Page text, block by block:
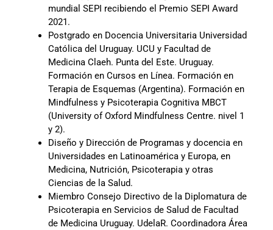
mundial SEPI recibiendo el Premio SEPI Award
2021.
Postgrado en Docencia Universitaria Universidad
Católica del Uruguay. UCU y Facultad de
Medicina Claeh. Punta del Este. Uruguay.
Formación en Cursos en Línea. Formación en
Terapia de Esquemas (Argentina). Formación en
Mindfulness y Psicoterapia Cognitiva MBCT
(University of Oxford Mindfulness Centre. nivel 1
y 2).
Diseño y Dirección de Programas y docencia en
Universidades en Latinoamérica y Europa, en
Medicina, Nutrición, Psicoterapia y otras
Ciencias de la Salud.
Miembro Consejo Directivo de la Diplomatura de
Psicoterapia en Servicios de Salud de Facultad
de Medicina Uruguay. UdelaR. Coordinadora Área